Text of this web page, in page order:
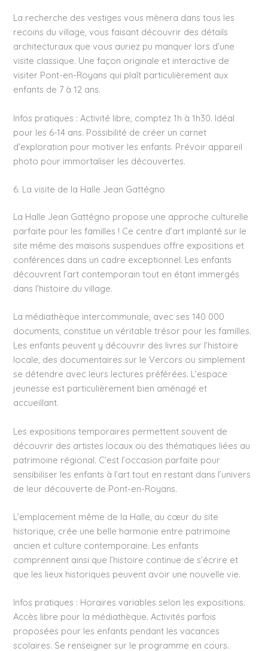
La recherche des vestiges vous mènera dans tous les
recoins du village, vous faisant découvrir des détails
architecturaux que vous auriez pu manquer lors d’une
visite classique. Une façon originale et interactive de
visiter Pont-en-Royans qui plaît particulièrement aux
enfants de 7 à 12 ans.
Infos pratiques : Activité libre, comptez 1h à 1h30. Idéal
pour les 6-14 ans. Possibilité de créer un carnet
d’exploration pour motiver les enfants. Prévoir appareil
photo pour immortaliser les découvertes.
6. La visite de la Halle Jean Gattégno
La Halle Jean Gattégno propose une approche culturelle
parfaite pour les familles ! Ce centre d’art implanté sur le
site même des maisons suspendues offre expositions et
conférences dans un cadre exceptionnel. Les enfants
découvrent l’art contemporain tout en étant immergés
dans l’histoire du village.
La médiathèque intercommunale, avec ses 140 000
documents, constitue un véritable trésor pour les familles.
Les enfants peuvent y découvrir des livres sur l’histoire
locale, des documentaires sur le Vercors ou simplement
se détendre avec leurs lectures préférées. L’espace
jeunesse est particulièrement bien aménagé et
accueillant.
Les expositions temporaires permettent souvent de
découvrir des artistes locaux ou des thématiques liées au
patrimoine régional. C’est l’occasion parfaite pour
sensibiliser les enfants à l’art tout en restant dans l’univers
de leur découverte de Pont-en-Royans.
L’emplacement même de la Halle, au cœur du site
historique, crée une belle harmonie entre patrimoine
ancien et culture contemporaine. Les enfants
comprennent ainsi que l’histoire continue de s’écrire et
que les lieux historiques peuvent avoir une nouvelle vie.
Infos pratiques : Horaires variables selon les expositions.
Accès libre pour la médiathèque. Activités parfois
proposées pour les enfants pendant les vacances
scolaires. Se renseigner sur le programme en cours.